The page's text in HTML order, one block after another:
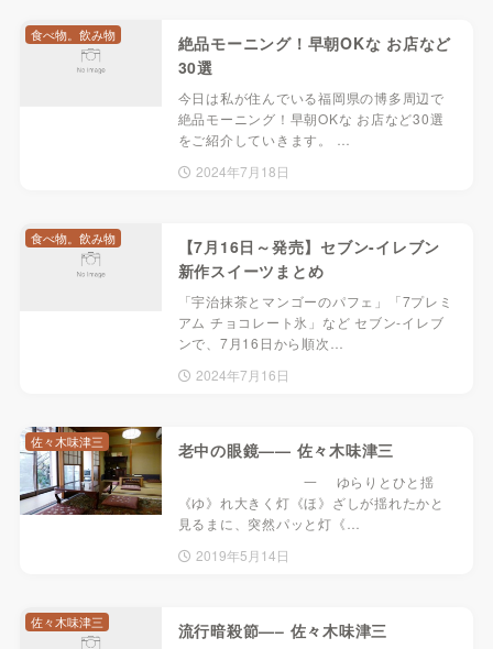
絶品モーニング！早朝OKな お店など
30選
今日は私が住んでいる福岡県の博多周辺で
絶品モーニング！早朝OKな お店など30選
をご紹介していきます。 …
2024年7月18日
食べ物。飲み物
【7月16日～発売】セブン-イレブン
新作スイーツまとめ
「宇治抹茶とマンゴーのパフェ」「7プレミ
アム チョコレート氷」など セブン-イレブ
ンで、7月16日から順次…
2024年7月16日
食べ物。飲み物
老中の眼鏡—— 佐々木味津三
一 ゆらりとひと揺
《ゆ》れ大きく灯《ほ》ざしが揺れたかと
見るまに、突然パッと灯《…
2019年5月14日
佐々木味津三
流行暗殺節—– 佐々木味津三
佐々木味津三